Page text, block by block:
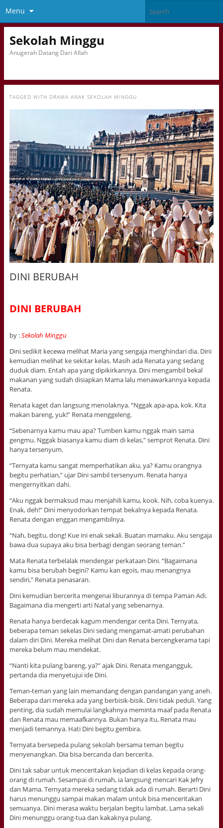
Menu
Sekolah Minggu
Anugerah Datang Dari Allah
TAGGED WITH DRAMA ANAK SEKOLAH MINGGU
DINI BERUBAH
DINI BERUBAH
by :Sekolah Minggu
Dini sedikit kecewa melihat Maria yang sengaja menghindari dia. Dini
kemudian melihat ke sekitar kelas. Masih ada Renata yang sedang
duduk diam. Entah apa yang dipikirkannya. Dini mengambil bekal
makanan yang sudah disiapkan Mama lalu menawarkannya kepada
Renata.
Renata kaget dan langsung menolaknya. “Nggak apa-apa, kok. Kita
makan bareng, yuk!” Renata menggeleng.
“Sebenarnya kamu mau apa? Tumben kamu nggak main sama
gengmu. Nggak biasanya kamu diam di kelas,” semprot Renata. Dini
hanya tersenyum.
“Ternyata kamu sangat memperhatikan aku, ya? Kamu orangnya
begitu perhatian,” ujar Dini sambil tersenyum. Renata hanya
mengernyitkan dahi.
“Aku nggak bermaksud mau menjahili kamu, kook. Nih, coba kuenya.
Enak, deh!” Dini menyodorkan tempat bekalnya kepada Renata.
Renata dengan enggan mengambilnya.
“Nah, begitu, dong! Kue ini enak sekali. Buatan mamaku. Aku sengaja
bawa dua supaya aku bisa berbagi dengan seorang teman.”
Mata Renata terbelalak mendengar perkataan Dini. “Bagaimana
kamu bisa berubah begini? Kamu kan egois, mau menangnya
sendiri,” Renata penasaran.
Dini kemudian bercerita mengenai liburannya di tempa Paman Adi.
Bagaimana dia mengerti arti Natal yang sebenarnya.
Renata hanya berdecak kagum mendengar cerita Dini. Ternyata,
beberapa teman sekelas Dini sedang mengamat-amati perubahan
dalam diri Dini. Mereka melihat Dini dan Renata bercengkerama tapi
mereka belum mau mendekat.
“Nanti kita pulang bareng, ya?” ajak Dini. Renata mengangguk,
pertanda dia menyetujui ide Dini.
Teman-teman yang lain memandang dengan pandangan yang aneh.
Beberapa dari mereka ada yang berbisik-bisik. Dini tidak peduli. Yang
penting, dia sudah memulai langkahnya meminta maaf pada Renata
dan Renata mau memaafkannya. Bukan hanya itu, Renata mau
menjadi temannya. Hati Dini begitu gembira.
Ternyata bersepeda pulang sekolah bersama teman begitu
menyenangkan. Dia bisa bercanda dan bercerita.
Dini tak sabar untuk menceritakan kejadian di kelas kepada orang-
orang di rumah. Sesampai di rumah, ia langsung mencari Kak Jefry
dan Mama. Ternyata mereka sedang tidak ada di rumah. Berarti Dini
harus menunggu sampai makan malam untuk bisa menceritakan
semuanya. Dini merasa waktu berjalan begitu lambat. Lama sekali
Dini menunggu orang-tua dan kakaknya pulang.